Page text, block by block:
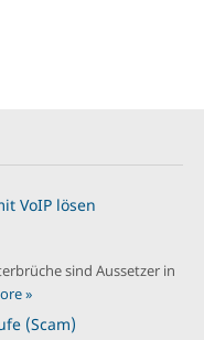
VoIP lösen
sind Aussetzer in
»
(Scam)